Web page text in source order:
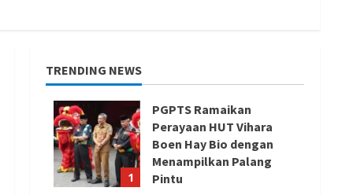
TRENDING NEWS
1
PGPTS Ramaikan
Perayaan HUT Vihara
Boen Hay Bio dengan
Menampilkan Palang
Pintu